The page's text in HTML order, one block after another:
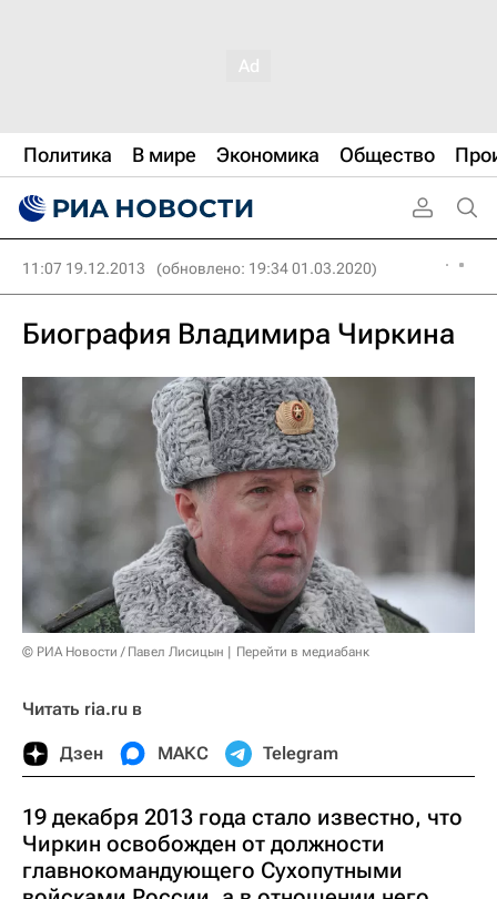
Политика В мире Экономика Общество
11:07 19.12.2013 (обновлено: 19:34 01.03.2020)
Биография Владимира Чиркина
© РИА Новости / Павел Лисицын Перейти в медиабанк
Читать ria.ru в
Дзен МАКС Telegram
19 декабря 2013 года стало известно, что
Чиркин освобожден от должности
главнокомандующего Сухопутными